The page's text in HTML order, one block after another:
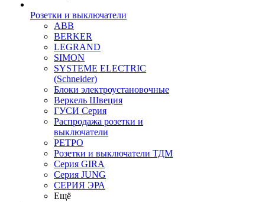
Розетки и выключатели
ABB
BERKER
LEGRAND
SIMON
SYSTEME ELECTRIC
(Schneider)
Блоки электроустановочные
Веркель Швеция
ГУСИ Серия
Распродажа розетки и
выключатели
РЕТРО
Розетки и выключатели ТДМ
Серия GIRA
Серия JUNG
СЕРИЯ ЭРА
Ещё